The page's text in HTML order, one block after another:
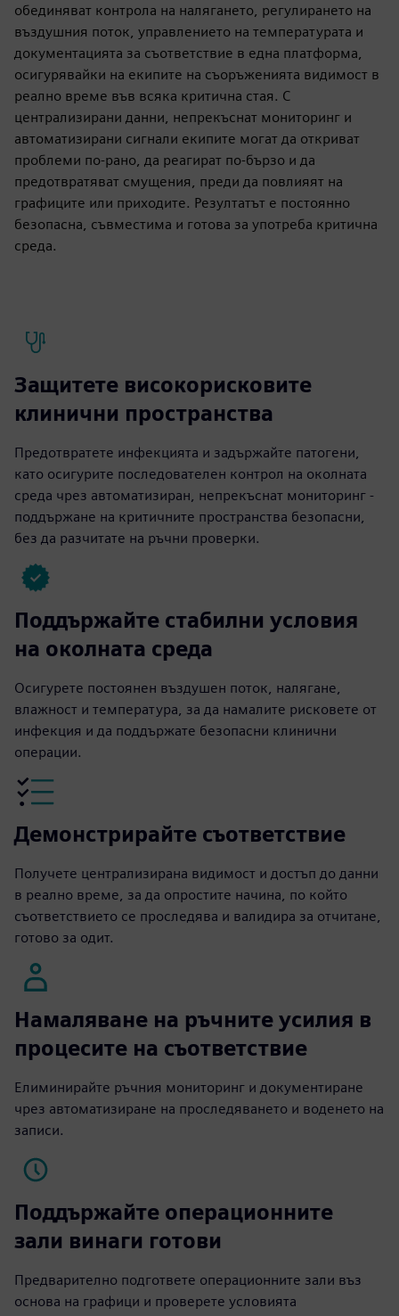
обединяват контрола на налягането, регулирането на
въздушния поток, управлението на температурата и
документацията за съответствие в една платформа,
осигурявайки на екипите на съоръженията видимост в
реално време във всяка критична стая. С
централизирани данни, непрекъснат мониторинг и
автоматизирани сигнали екипите могат да откриват
проблеми по-рано, да реагират по-бързо и да
предотвратяват смущения, преди да повлияят на
графиците или приходите. Резултатът е постоянно
безопасна, съвместима и готова за употреба критична
среда.
Защитете високорисковите
клинични пространства
Предотвратете инфекцията и задържайте патогени,
като осигурите последователен контрол на околната
среда чрез автоматизиран, непрекъснат мониторинг -
поддържане на критичните пространства безопасни,
без да разчитате на ръчни проверки.
Поддържайте стабилни условия
на околната среда
Осигурете постоянен въздушен поток, налягане,
влажност и температура, за да намалите рисковете от
инфекция и да поддържате безопасни клинични
операции.
Демонстрирайте съответствие
Получете централизирана видимост и достъп до данни
в реално време, за да опростите начина, по който
съответствието се проследява и валидира за отчитане,
готово за одит.
Намаляване на ръчните усилия в
процесите на съответствие
Елиминирайте ръчния мониторинг и документиране
чрез автоматизиране на проследяването и воденето на
записи.
Поддържайте операционните
зали винаги готови
Предварително подгответе операционните зали въз
основа на графици и проверете условията